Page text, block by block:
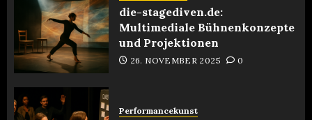
die-stagediven.de:
Multimediale Bühnenkonzepte
und Projektionen
26. NOVEMBER 2025 0
Performancekunst